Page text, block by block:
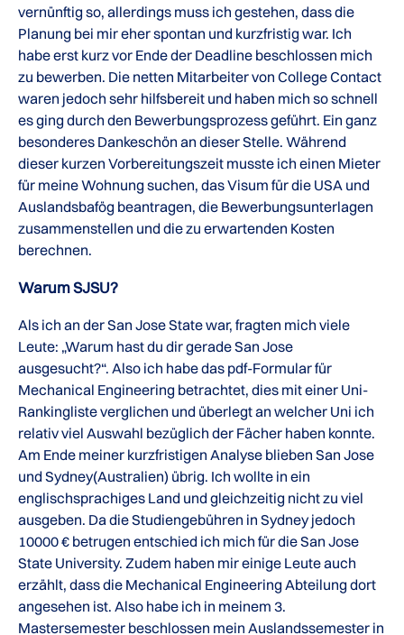
vernünftig so, allerdings muss ich gestehen, dass die
Planung bei mir eher spontan und kurzfristig war. Ich
habe erst kurz vor Ende der Deadline beschlossen mich
zu bewerben. Die netten Mitarbeiter von College Contact
waren jedoch sehr hilfsbereit und haben mich so schnell
es ging durch den Bewerbungsprozess geführt. Ein ganz
besonderes Dankeschön an dieser Stelle. Während
dieser kurzen Vorbereitungszeit musste ich einen Mieter
für meine Wohnung suchen, das Visum für die USA und
Auslandsbafög beantragen, die Bewerbungsunterlagen
zusammenstellen und die zu erwartenden Kosten
berechnen.
Warum SJSU?
Als ich an der San Jose State war, fragten mich viele
Leute: „Warum hast du dir gerade San Jose
ausgesucht?“. Also ich habe das pdf-Formular für
Mechanical Engineering betrachtet, dies mit einer Uni-
Rankingliste verglichen und überlegt an welcher Uni ich
relativ viel Auswahl bezüglich der Fächer haben konnte.
Am Ende meiner kurzfristigen Analyse blieben San Jose
und Sydney(Australien) übrig. Ich wollte in ein
englischsprachiges Land und gleichzeitig nicht zu viel
ausgeben. Da die Studiengebühren in Sydney jedoch
10000 € betrugen entschied ich mich für die San Jose
State University. Zudem haben mir einige Leute auch
erzählt, dass die Mechanical Engineering Abteilung dort
angesehen ist. Also habe ich in meinem 3.
Mastersemester beschlossen mein Auslandssemester in